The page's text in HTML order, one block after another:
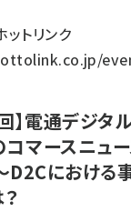
トリンク
】電通デジタ
マースニュ
D2Cにおける